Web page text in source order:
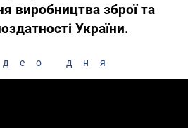
виробництва зброї та
України.
дня